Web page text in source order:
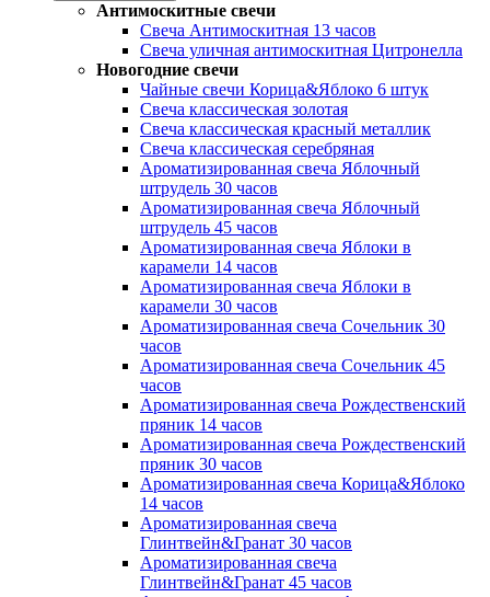
Антимоскитные свечи
Свеча Антимоскитная 13 часов
Свеча уличная антимоскитная Цитронелла
Новогодние свечи
Чайные свечи Корица&Яблоко 6 штук
Свеча классическая золотая
Свеча классическая красный металлик
Свеча классическая серебряная
Ароматизированная свеча Яблочный
штрудель 30 часов
Ароматизированная свеча Яблочный
штрудель 45 часов
Ароматизированная свеча Яблоки в
карамели 14 часов
Ароматизированная свеча Яблоки в
карамели 30 часов
Ароматизированная свеча Сочельник 30
часов
Ароматизированная свеча Сочельник 45
часов
Ароматизированная свеча Рождественский
пряник 14 часов
Ароматизированная свеча Рождественский
пряник 30 часов
Ароматизированная свеча Корица&Яблоко
14 часов
Ароматизированная свеча
Глинтвейн&Гранат 30 часов
Ароматизированная свеча
Глинтвейн&Гранат 45 часов